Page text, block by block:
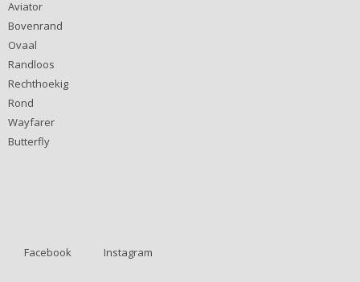
Aviator
Bovenrand
Ovaal
Randloos
Rechthoekig
Rond
Wayfarer
Butterfly
Facebook Instagram